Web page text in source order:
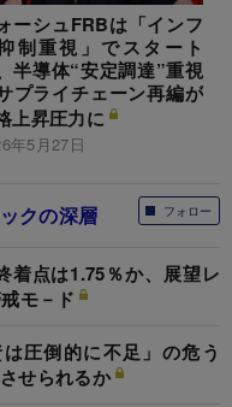
ーシュFRBは「インフ
制重視」でスタート
半導体“安定調達”重視
プライチェーン再編が
上昇圧力に
年5月27日
フォロー
クの深層
着点は1.75％か、展望レ
モ－ド
圧倒的に不足」の危う
せられるか